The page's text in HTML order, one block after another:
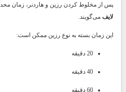
پس از مخلوط کردن رزین و هاردنر، زمان
لایف می‌گویند.
این زمان بسته به نوع رزین ممکن است:
20 دقیقه
40 دقیقه
60 دقیقه